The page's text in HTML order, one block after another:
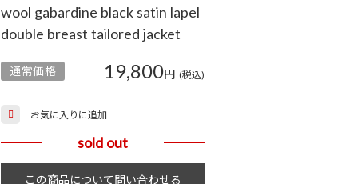
wool gabardine black satin lapel
double breast tailored jacket
通常価格 19,800円 (税込)
お気に入りに追加
sold out